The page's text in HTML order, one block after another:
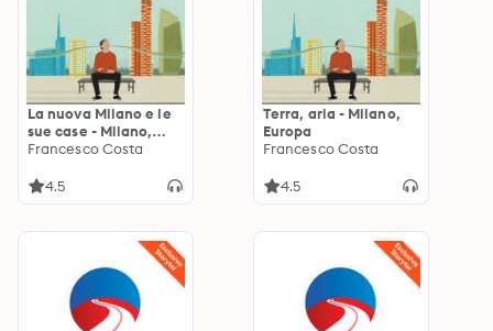
La nuova Milano e le
sue case - Milano,
Europa
Francesco Costa
4.5
Terra, aria - Milano,
Europa
Francesco Costa
4.5